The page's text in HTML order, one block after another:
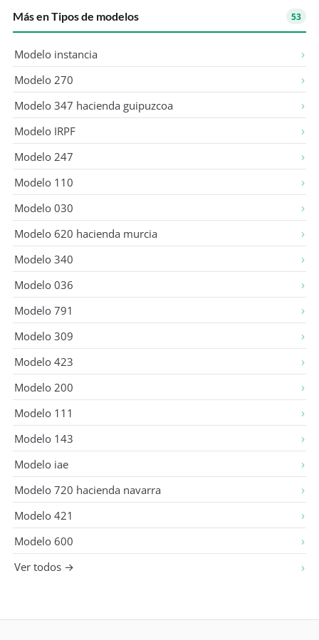
Más en Tipos de modelos 53
Modelo instancia
Modelo 270
Modelo 347 hacienda guipuzcoa
Modelo IRPF
Modelo 247
Modelo 110
Modelo 030
Modelo 620 hacienda murcia
Modelo 340
Modelo 036
Modelo 791
Modelo 309
Modelo 423
Modelo 200
Modelo 111
Modelo 143
Modelo iae
Modelo 720 hacienda navarra
Modelo 421
Modelo 600
Ver todos →